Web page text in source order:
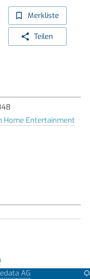
Merkliste
Teilen
Home Entertainment
AG